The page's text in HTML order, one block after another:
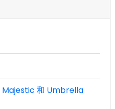
和 Umbrella